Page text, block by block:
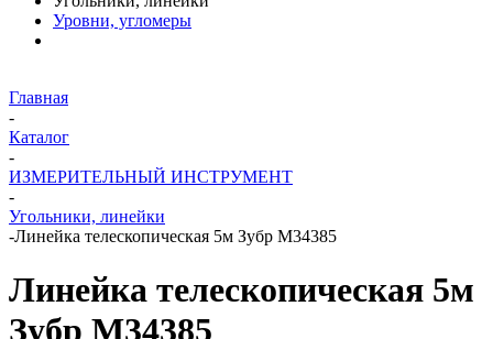
Уровни, угломеры
Главная
-
Каталог
-
ИЗМЕРИТЕЛЬНЫЙ ИНСТРУМЕНТ
-
Угольники, линейки
-Линейка телескопическая 5м Зубр М34385
Линейка телескопическая 5м
Зубр М34385